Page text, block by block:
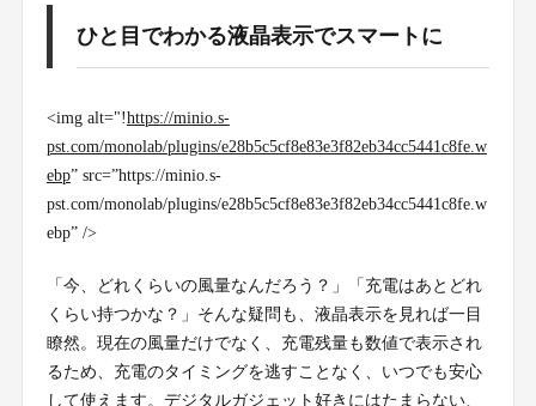
ひと目でわかる液晶表示でスマートに
<img alt="!https://minio.s-
pst.com/monolab/plugins/e28b5c5cf8e83e3f82eb34cc5441c8fe.w
ebp” src=”https://minio.s-
pst.com/monolab/plugins/e28b5c5cf8e83e3f82eb34cc5441c8fe.w
ebp” />
「今、どれくらいの風量なんだろう？」「充電はあとどれ
くらい持つかな？」そんな疑問も、液晶表示を見れば一目
瞭然。現在の風量だけでなく、充電残量も数値で表示され
るため、充電のタイミングを逃すことなく、いつでも安心
して使えます。デジタルガジェット好きにはたまらない、